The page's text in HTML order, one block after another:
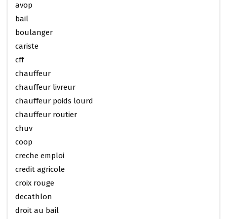
avop
bail
boulanger
cariste
cff
chauffeur
chauffeur livreur
chauffeur poids lourd
chauffeur routier
chuv
coop
creche emploi
credit agricole
croix rouge
decathlon
droit au bail